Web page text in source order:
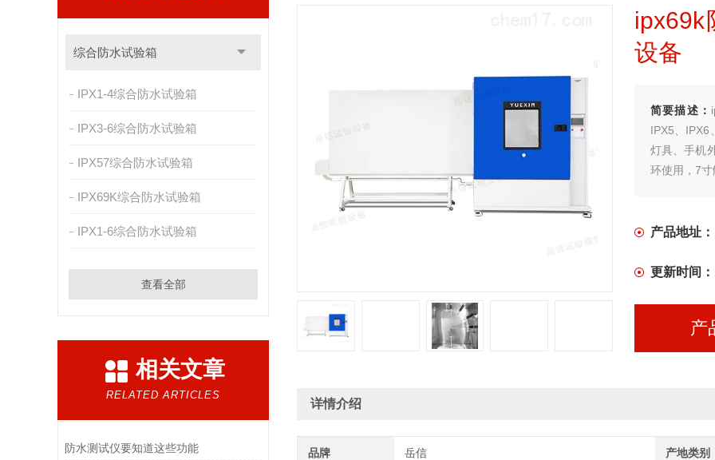
综合防水试验箱
IPX1-4综合防水试验箱
IPX3-6综合防水试验箱
IPX57综合防水试验箱
IPX69K综合防水试验箱
IPX1-6综合防水试验箱
查看全部
相关文章
RELATED ARTICLES
防水测试仪要知道这些功能
设备
简要描述：
IPX5、IPX6
灯具、手机
环使用，7
产品地址：
更新时间：
产
详情介绍
品牌 岳信 产地类别